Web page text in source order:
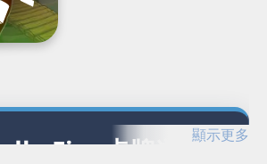
Page
顯示更多
Fire 卡牌遊戲